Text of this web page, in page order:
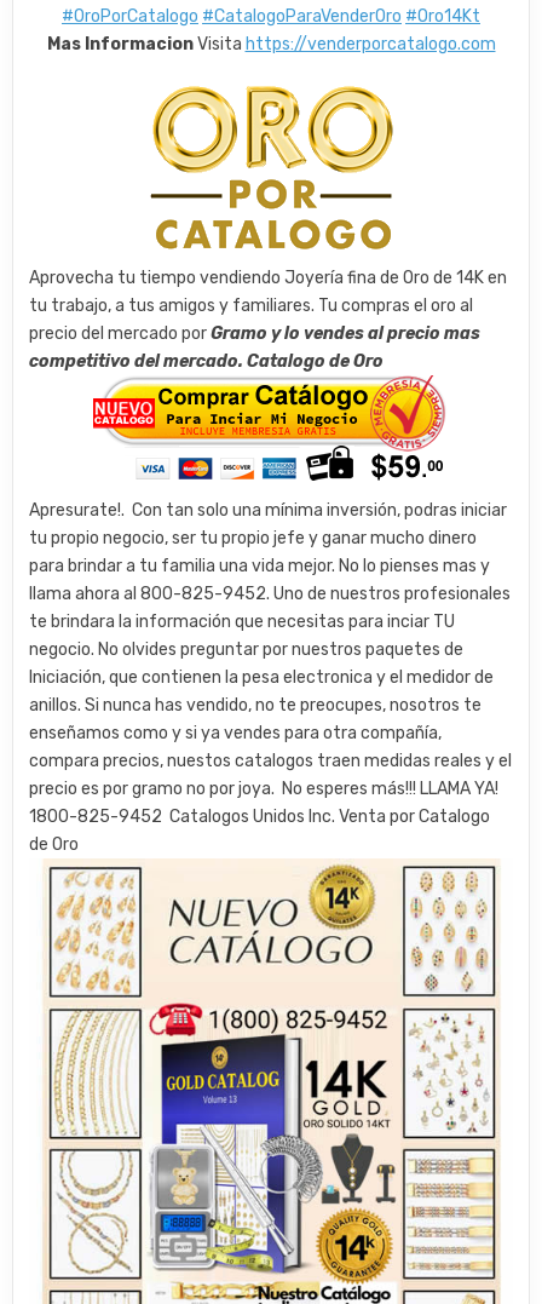
#OroPorCatalogo #CatalogoParaVenderOro #Oro14Kt
Mas InformacionVisita https://venderporcatalogo.com
Aprovecha tu tiempo vendiendo Joyería fina de Oro de 14K en
tu trabajo, a tus amigos y familiares. Tu compras el oro al
precio del mercado porGramo y lo vendes al precio mas
competitivo del mercado. ​Catalogo de Oro
​Apresurate!. ​ Con tan solo una mínima inversión, podras iniciar
tu propio negocio, ser tu propio jefe y ganar mucho dinero
para brindar a tu familia una vida mejor. No lo pienses mas y
llama ahora al 800-825-9452. Uno de nuestros profesionales
te brindara la información que necesitas para inciar TU
negocio. ​No olvides preguntar por nuestros paquetes de
Iniciación, que contienen la pesa electronica y el medidor de
anillos. Si nunca has vendido, no te preocupes, nosotros te
enseñamos como y si ya vendes para otra compañía,
compara precios, nuestos catalogos traen medidas reales y el
precio es por gramo no por joya. ​ ​No esperes más!!! LLAMA YA!
1800-825-9452 ​ ​Catalogos Unidos Inc. Venta por Catalogo
de Oro